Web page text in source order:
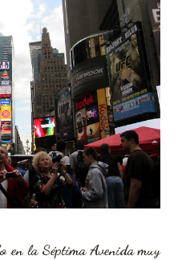
en la Séptima Avenida muy